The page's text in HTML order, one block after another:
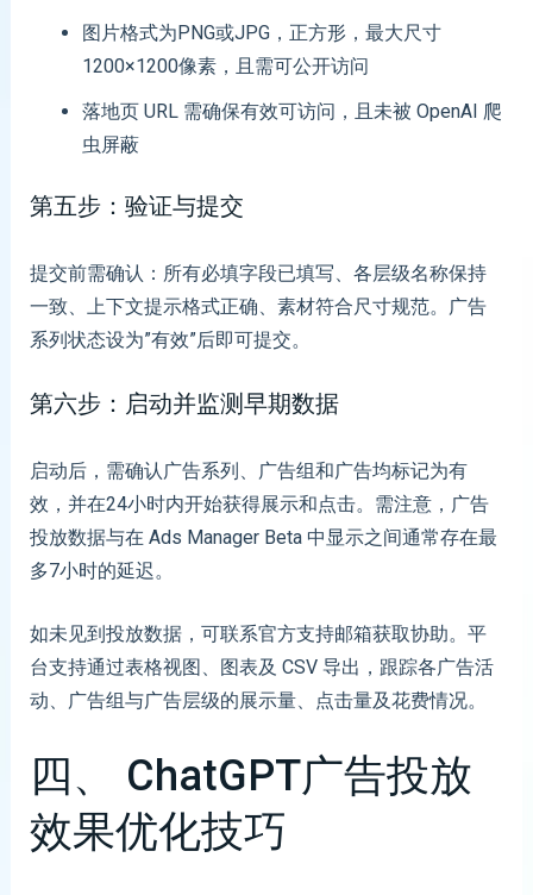
图片格式为PNG或JPG，正方形，最大尺寸
1200×1200像素，且需可公开访问
落地页 URL 需确保有效可访问，且未被 OpenAI 爬
虫屏蔽
第五步：验证与提交
提交前需确认：所有必填字段已填写、各层级名称保持
一致、上下文提示格式正确、素材符合尺寸规范。广告
系列状态设为”有效”后即可提交。
第六步：启动并监测早期数据
启动后，需确认广告系列、广告组和广告均标记为有
效，并在24小时内开始获得展示和点击。需注意，广告
投放数据与在 Ads Manager Beta 中显示之间通常存在最
多7小时的延迟。
如未见到投放数据，可联系官方支持邮箱获取协助。平
台支持通过表格视图、图表及 CSV 导出，跟踪各广告活
动、广告组与广告层级的展示量、点击量及花费情况。
四、 ChatGPT广告投放
效果优化技巧